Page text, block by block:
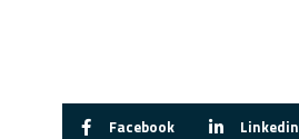
Facebook Linkedin